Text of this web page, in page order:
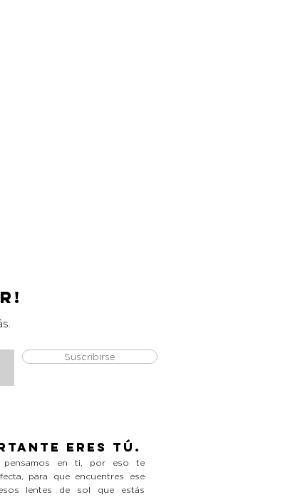
Suscribirse
eres tú.
pensamos en ti, por eso te
para que encuentres ese
lentes de sol que estás